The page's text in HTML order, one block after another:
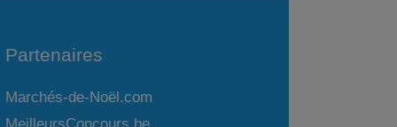
Partenaires
Marchés-de-Noël.com
MeilleursConcours.be